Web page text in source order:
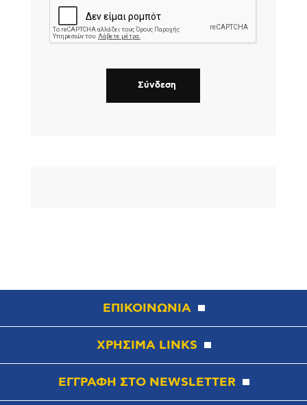
ΕΠΙΚΟΙΝΩΝΙΑ
ΧΡΗΣΙΜΑ LINKS
ΕΓΓΡΑΦΗ ΣΤΟ NEWSLETTER